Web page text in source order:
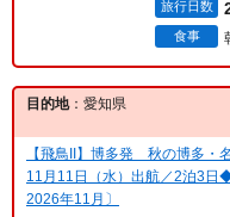
旅行日数
食事
目的地：愛知県
【飛鳥II】博多発 秋の博多・
11月11日（水）出航／2泊3日
2026年11月〕